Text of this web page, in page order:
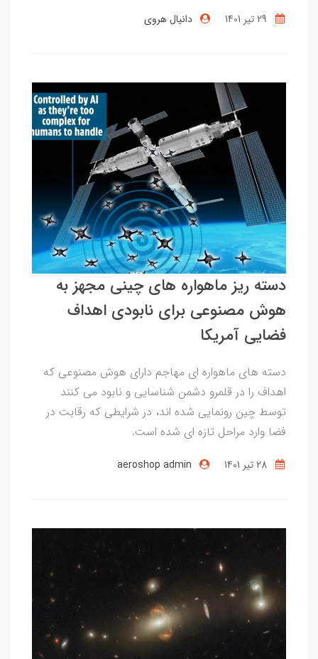
دانیال هروی
دسته ریز ماهواره های چینی مجهز به
هوش مصنوعی برای نابودی اهداف
فضایی آمریکا
دسته های ماهواره ای مهاجم دارای هوش مصنوعی که
اهداف را در قلمرو دشمن شناسایی و نابود می کنند
توسط چین رونمایی شده اند، در شرایطی که رقابت در
فضا وارد مراحل تازه ای شده است.
aeroshop admin